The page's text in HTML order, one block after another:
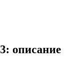
описание